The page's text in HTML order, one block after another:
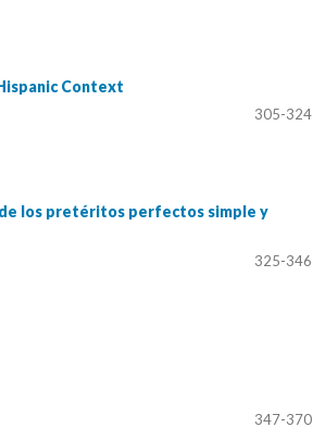
Context
305-324
los pretéritos perfectos simple y
325-346
347-370